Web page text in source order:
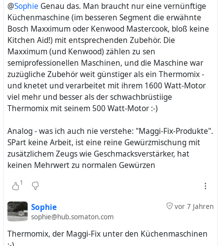
@Sophie Genau das. Man braucht nur eine vernünftige
Küchenmaschine (im besseren Segment die erwähnte
Bosch Maxximum oder Kenwood Mastercook, bloß keine
Kitchen Aid!) mit entsprechenden Zubehör. Die
Maxximum (und Kenwood) zählen zu sen
semiprofessionellen Maschinen, und die Maschine war
zuzügliche Zubehör weit günstiger als ein Thermomix -
und knetet und verarbeitet mit ihrem 1600 Watt-Motor
viel mehr und besser als der schwachbrüstiige
Thermomix mit seinem 500 Watt-Motor :-)
Analog - was ich auch nie verstehe: "Maggi-Fix-Produkte".
SPart keine Arbeit, ist eine reine Gewürzmischung mit
zusätzlichem Zeugs wie Geschmacksverstärker, hat
keinen Mehrwert zu normalen Gewürzen
1
vor 7 Jahren
Sophie
sophie@hub.somaton.com
Thermomix, der Maggi-Fix unter den Küchenmaschinen